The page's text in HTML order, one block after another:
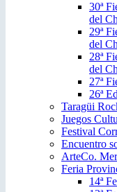
30ª
del
29ª
del
28ª
del
27ª
26ª
Taragüi
Juegos
Festival
Encuentro
ArteCo.
Feria
14ª